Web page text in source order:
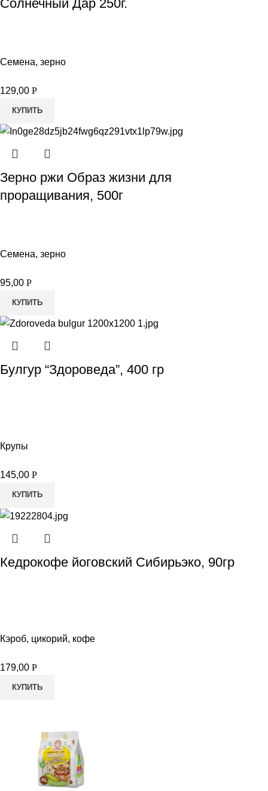
Солнечный Дар 250г.
Семена, зерно
129,00 Р
КУПИТЬ
Зерно ржи Образ жизни для
проращивания, 500г
Семена, зерно
95,00 Р
КУПИТЬ
Булгур “Здороведа”, 400 гр
Крупы
145,00 Р
КУПИТЬ
Кедрокофе йоговский Сибирьэко, 90гр
Кэроб, цикорий, кофе
179,00 Р
КУПИТЬ